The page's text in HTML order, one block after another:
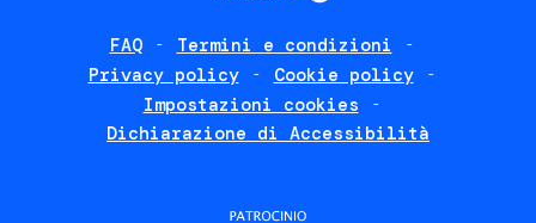
FAQ
Termini e condizioni
Privacy policy
Cookie policy
Impostazioni cookies
Dichiarazione di Accessibilità